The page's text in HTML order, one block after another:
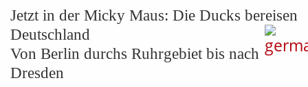
Jetzt in der Micky Maus: Die Ducks bereisen
Deutschland
Von Berlin durchs Ruhrgebiet bis nach
Dresden